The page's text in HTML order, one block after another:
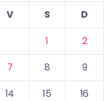
V S
D
1
2
7 8
9
14 15
16